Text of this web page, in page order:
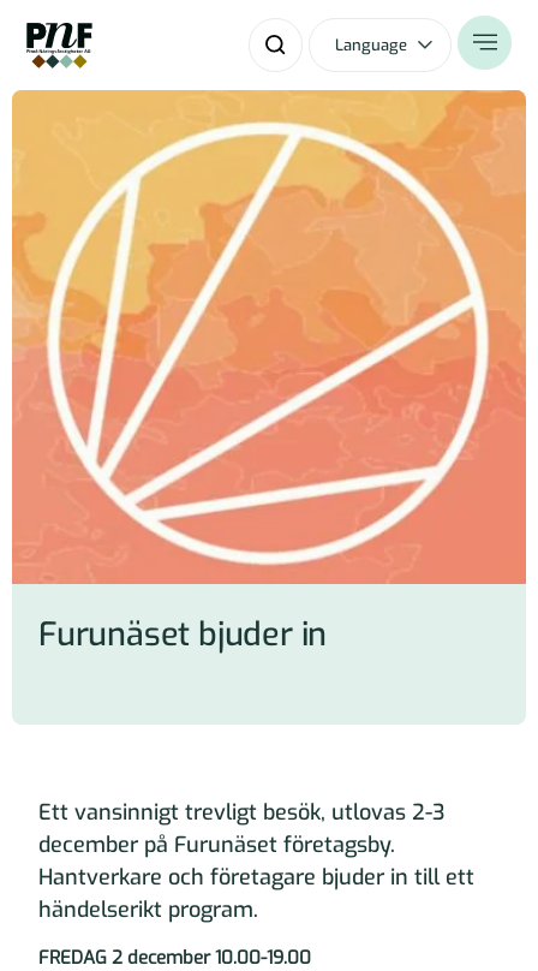
Language
Furunäset bjuder in
Ett vansinnigt trevligt besök, utlovas 2-3
december på Furunäset företagsby.
Hantverkare och företagare bjuder in till ett
händelserikt program.
FREDAG 2 december 10.00-19.00